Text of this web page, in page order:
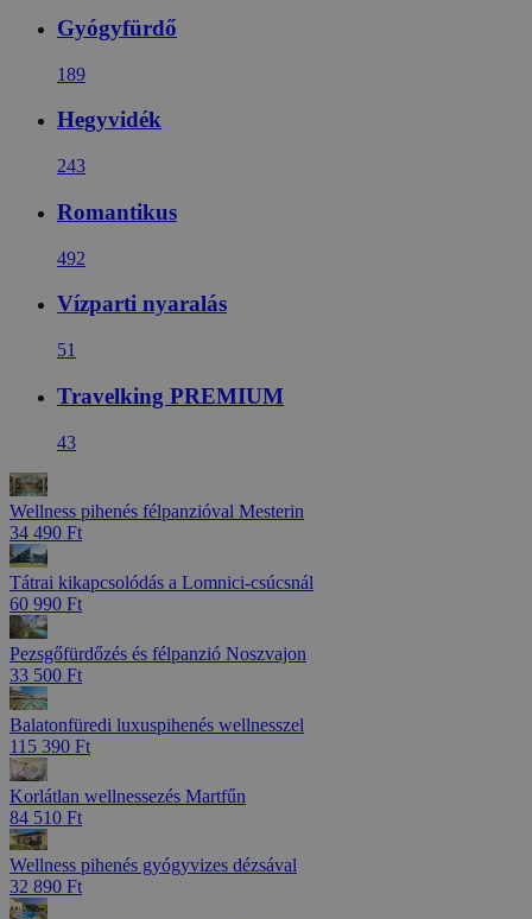
Gyógyfürdő
189
Hegyvidék
243
Romantikus
492
Vízparti nyaralás
51
Travelking PREMIUM
43
Wellness pihenés félpanzióval Mesterin
34 490 Ft
Tátrai kikapcsolódás a Lomnici-csúcsnál
60 990 Ft
Pezsgőfürdőzés és félpanzió Noszvajon
33 500 Ft
Balatonfüredi luxuspihenés wellnesszel
115 390 Ft
Korlátlan wellnessezés Martfűn
84 510 Ft
Wellness pihenés gyógyvizes dézsával
32 890 Ft